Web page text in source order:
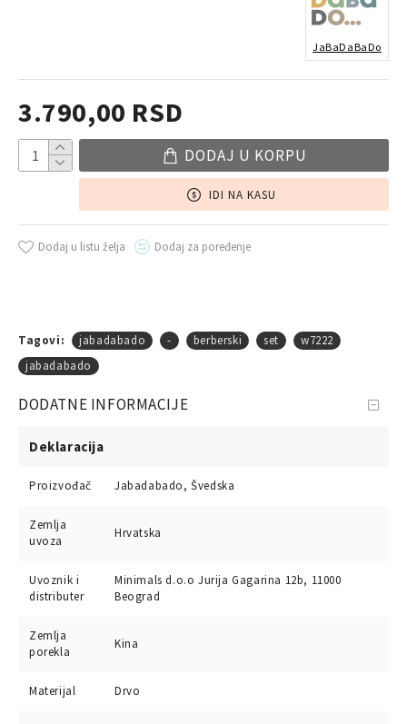
3.790,00 RSD
JaBaDaBaDo
DODAJ U KORPU
IDI NA KASU
Dodaj u listu želja Dodaj za poređenje
Tagovi: jabadabado - berberski set
w7222
jabadabado
DODATNE INFORMACIJE
Deklaracija
Proizvođač Jabadabado, Švedska
Zemlja
uvoza
Hrvatska
Uvoznik i
distributer
Minimals d.o.o Jurija Gagarina 12b, 11000
Beograd
Zemlja
porekla
Kina
Materijal Drvo